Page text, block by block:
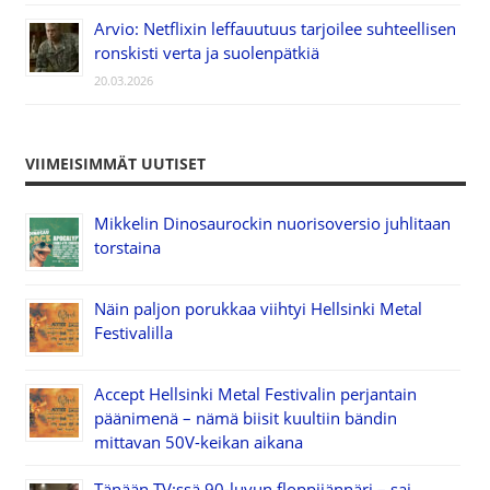
Arvio: Netflixin leffauutuus tarjoilee suhteellisen
ronskisti verta ja suolenpätkiä
20.03.2026
VIIMEISIMMÄT UUTISET
Mikkelin Dinosaurockin nuorisoversio juhlitaan
torstaina
Näin paljon porukkaa viihtyi Hellsinki Metal
Festivalilla
Accept Hellsinki Metal Festivalin perjantain
päänimenä – nämä biisit kuultiin bändin
mittavan 50V-keikan aikana